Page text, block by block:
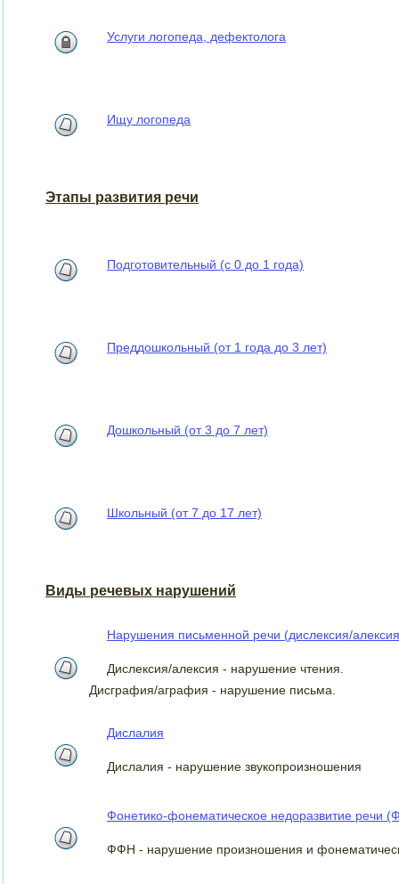
Услуги логопеда, дефектолога
Ищу логопеда
Этапы развития речи
Подготовительный (с 0 до 1 года)
Преддошкольный (от 1 года до 3 лет)
Дошкольный (от 3 до 7 лет)
Школьный (от 7 до 17 лет)
Виды речевых нарушений
Нарушения письменной речи (дислексия/
Дислексия/алексия - нарушение чтения.
Дисграфия/аграфия - нарушение письма.
Дислалия
Дислалия - нарушение звукопроизношения
Фонетико-фонематическое недоразвитие речи
ФФН - нарушение произношения и